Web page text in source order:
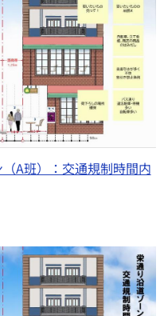
A班）：交通規制時間内